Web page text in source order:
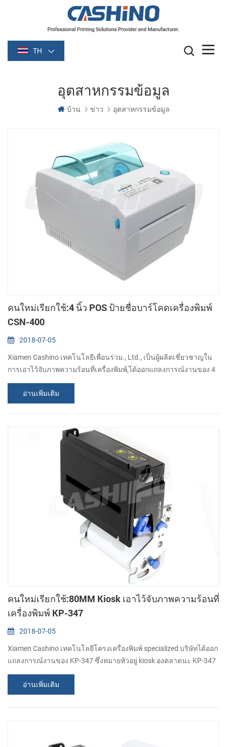
TH
อุตสาหกรรมข้อมูล
บ้าน ข่าว อุตสาหกรรมข้อมูล
คนใหม่เรียกใช้:4 นิ้ว POS ป้ายชื่อบาร์โคดเครื่องพิมพ์
CSN-400
2018-07-05
Xiamen Cashino เทคโนโลยีเพื่อนร่วม., Ltd., เป็นผู้ผลิตเชี่ยวชาญใน
การเอาไว้จับภาพความร้อนที่เครื่องพิมพ์,ได้ออกแถลงการณ์งานของ 4
นิ้ว POS ป้ายชื่อบาร์โคดเครื่องพิมพ์ CSN-เลขที่ 400 มันเป็นโดยตรง
เอาไว้จับภาพความร้อนที่ป้ายชื่อของเครื่องพิมพ์ซึ่งเป้าหมายอยู่
logistics และของการขนส่งตลาด. อะไรคือกุญแจที่มีคุณสมบัติและ
ความเร็วที่ 150mm/วินาที 2). ...
อ่านเพิ่มเติม
คนใหม่เรียกใช้:80MM Kiosk เอาไว้จับภาพความร้อนที่
เครื่องพิมพ์ KP-347
2018-07-05
Xiamen Cashino เทคโนโลยีโครงเครื่องพิมพ์ specialized บริษัทได้ออก
แถลงการณ์งานของ KP-347 ซึ่งหมายหัวอยู่ kiosk องตลาดนะ KP-347
เป็น 80mm direcet เอาไว้จับภาพความร้อนที่ kiosk ใบเสร็จกับ
เครื่องพิมพ์อัตโนมัติคัตเตอร์ มันมีคุณสมบัติเป็น sparated กระดาษม้วน
บันซึ่งสามารถถูกวางไว้ที่แตกต่างอวกาศร้องขอของ kiosk เครื่องจักร
Feathures: 1. ด้วยความละเอียดสูง(203dpi:8dots/อืม) 2. ต่อ
อ่านเพิ่มเติม